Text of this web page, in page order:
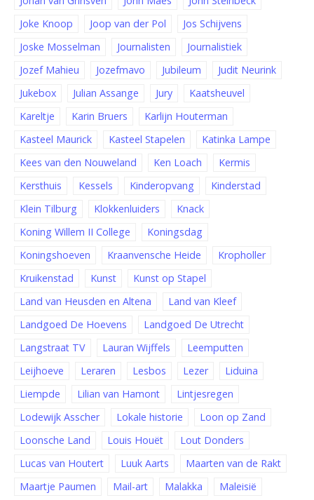
Joke Knoop
Joop van der Pol
Jos Schijvens
Joske Mosselman
Journalisten
Journalistiek
Jozef Mahieu
Jozefmavo Jubileum
Judit Neurink
Jukebox
Julian Assange Jury
Kaatsheuvel
Kareltje
Karin Bruers
Karlijn Houterman
Kasteel Maurick
Kasteel Stapelen
Katinka Lampe
Kees van den Nouweland
Ken Loach
Kermis
Kersthuis
Kessels Kinderopvang
Kinderstad
Klein Tilburg
Klokkenluiders
Knack
Koning Willem II College
Koningsdag
Koningshoeven
Kraanvensche Heide
Kropholler
Kruikenstad
Kunst
Kunst op Stapel
Land van Heusden en Altena
Land van Kleef
Landgoed De Hoevens
Landgoed De Utrecht
Langstraat TV
Lauran Wijffels
Leemputten
Leijhoeve
Leraren Lesbos Lezer
Liduina
Liempde
Lilian van Hamont
Lintjesregen
Lodewijk Asscher
Lokale historie
Loon op Zand
Loonsche Land
Louis Houët
Lout Donders
Lucas van Houtert
Luuk Aarts
Maarten van de Rakt
Maartje Paumen
Mail-art Malakka
Maleisië